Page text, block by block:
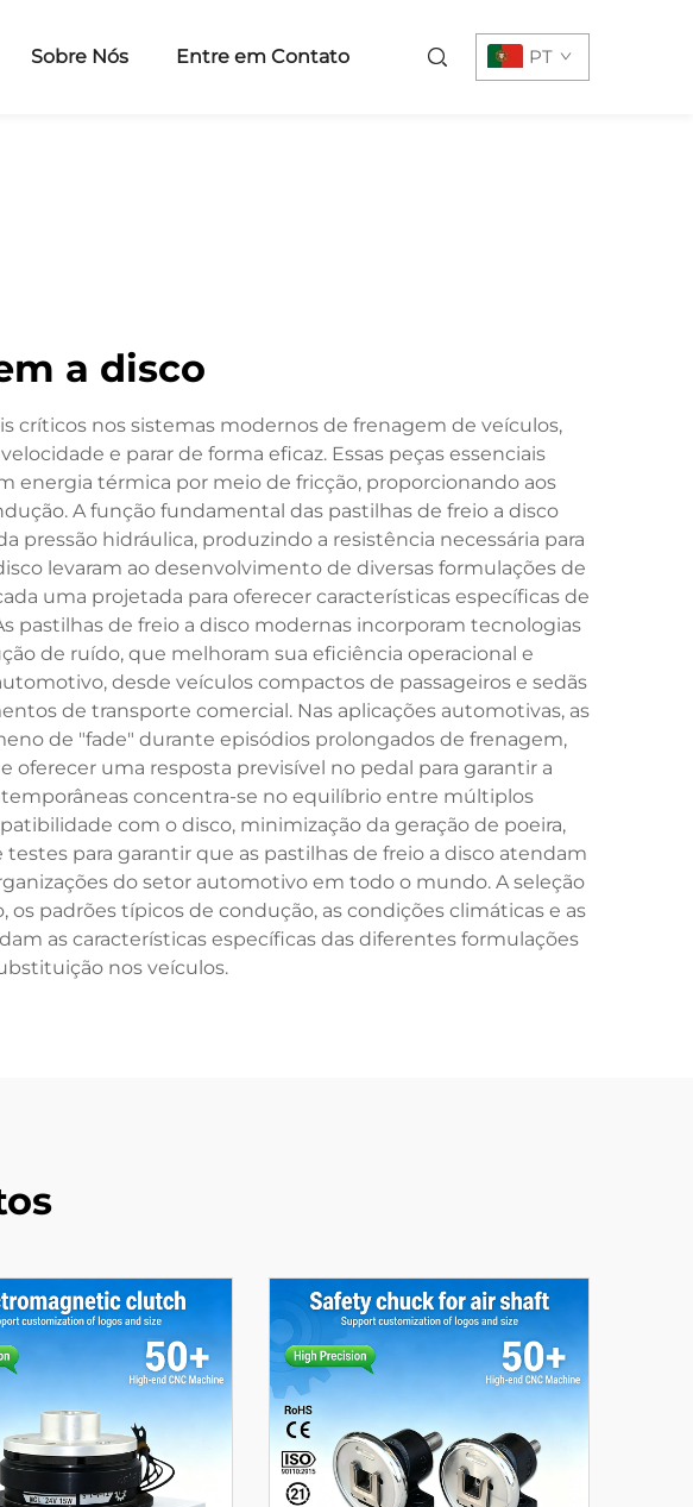
Sobre Nós Entre em Contato PT
a disco
críticos nos sistemas modernos de frenagem de veículos,
e parar de forma eficaz. Essas peças essenciais
energia térmica por meio de fricção, proporcionando aos
A função fundamental das pastilhas de freio a disco
hidráulica, produzindo a resistência necessária para
levaram ao desenvolvimento de diversas formulações de
uma projetada para oferecer características específicas de
pastilhas de freio a disco modernas incorporam tecnologias
de ruído, que melhoram sua eficiência operacional e
desde veículos compactos de passageiros e sedãs
de transporte comercial. Nas aplicações automotivas, as
de "fade" durante episódios prolongados de frenagem,
uma resposta previsível no pedal para garantir a
concentra-se no equilíbrio entre múltiplos
com o disco, minimização da geração de poeira,
para garantir que as pastilhas de freio a disco atendam
do setor automotivo em todo o mundo. A seleção
padrões típicos de condução, as condições climáticas e as
as características específicas das diferentes formulações
nos veículos.